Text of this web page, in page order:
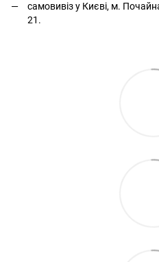
самовивіз у Києві, м.
21.